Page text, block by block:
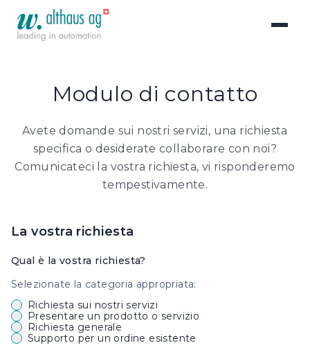
Modulo di contatto
Avete domande sui nostri servizi, una richiesta
specifica o desiderate collaborare con noi?
Comunicateci la vostra richiesta, vi risponderemo
tempestivamente.
La vostra richiesta
Qual è la vostra richiesta?
Selezionate la categoria appropriata:
Richiesta sui nostri servizi
Presentare un prodotto o servizio
Richiesta generale
Supporto per un ordine esistente